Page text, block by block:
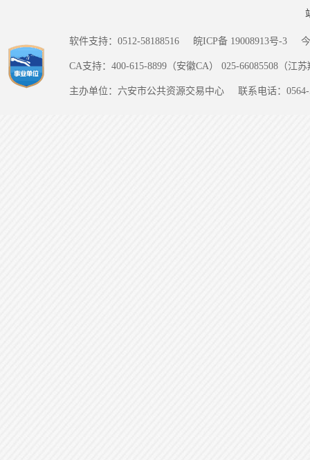
软件支持：0512-58188516 皖ICP备 19008913号-3
CA支持：400-615-8899（安徽CA） 025-66085508（江
主办单位：六安市公共资源交易中心 联系电话：0564-